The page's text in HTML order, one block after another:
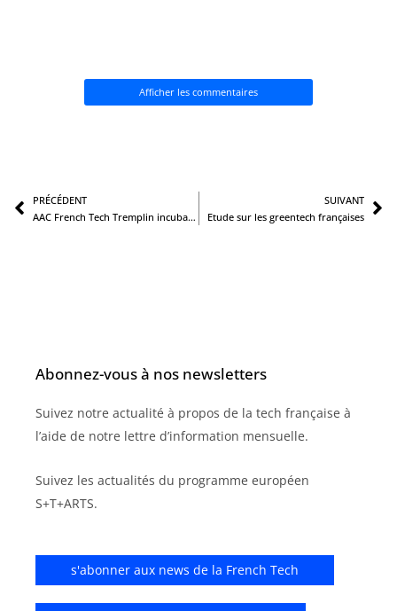
Afficher les commentaires
PRÉCÉDENT
AAC French Tech Tremplin incubation
SUIVANT
Etude sur les greentech françaises
Abonnez-vous à nos newsletters
Suivez notre actualité à propos de la tech française à
l’aide de notre lettre d’information mensuelle.
Suivez les actualités du programme européen
S+T+ARTS.
s'abonner aux news de la French Tech